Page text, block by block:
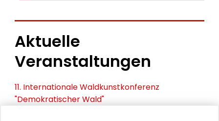
Aktuelle
Veranstaltungen
11. Internationale Waldkunstkonferenz
"Demokratischer Wald"